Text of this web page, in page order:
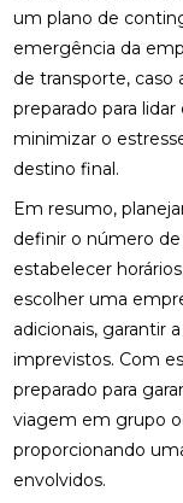
um plano de
emergência da
de transporte, caso
preparado para
minimizar o
destino final.
Em resumo,
definir o número
estabelecer
escolher uma
adicionais, garantir
imprevistos. Com
preparado para
viagem em grupo
proporcionando
envolvidos.